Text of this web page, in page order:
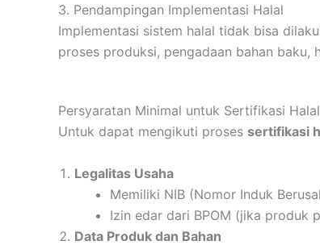
3. Pendampingan Implementasi Halal
Implementasi sistem halal tidak bisa
proses produksi, pengadaan bahan baku,
Persyaratan Minimal untuk Sertifikasi Halal
Untuk dapat mengikuti proses sertifikasi
Legalitas Usaha
Memiliki NIB (Nomor Induk
Izin edar dari BPOM (jika produk
Data Produk dan Bahan